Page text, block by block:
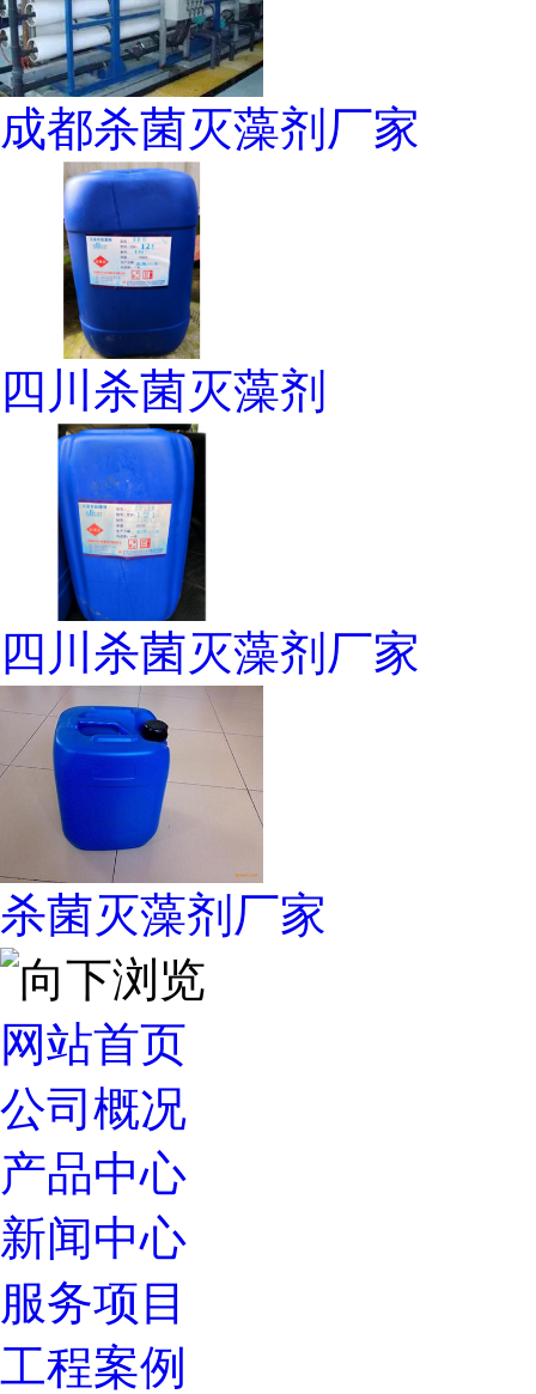
成都杀菌灭藻剂厂家
四川杀菌灭藻剂
四川杀菌灭藻剂厂家
杀菌灭藻剂厂家
网站首页
公司概况
产品中心
新闻中心
服务项目
工程案例